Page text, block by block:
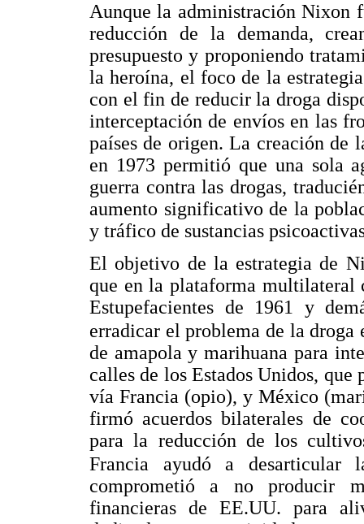
Aunque la administración Nixon
reducción de la demanda,
presupuesto y proponiendo
la heroína, el foco de la
con el fin de reducir la droga
interceptación de envíos en las
países de origen. La creación
en 1973 permitió que una sola
guerra contra las drogas,
aumento significativo de la
y tráfico de sustancias
El objetivo de la estrategia de
que en la plataforma multilateral
Estupefacientes de 1961 y
erradicar el problema de la droga
de amapola y marihuana para
calles de los Estados Unidos, que
vía Francia (opio), y México
firmó acuerdos bilaterales de
para la reducción de los
Francia ayudó a desarticular
comprometió a no producir
financieras de EE.UU. para